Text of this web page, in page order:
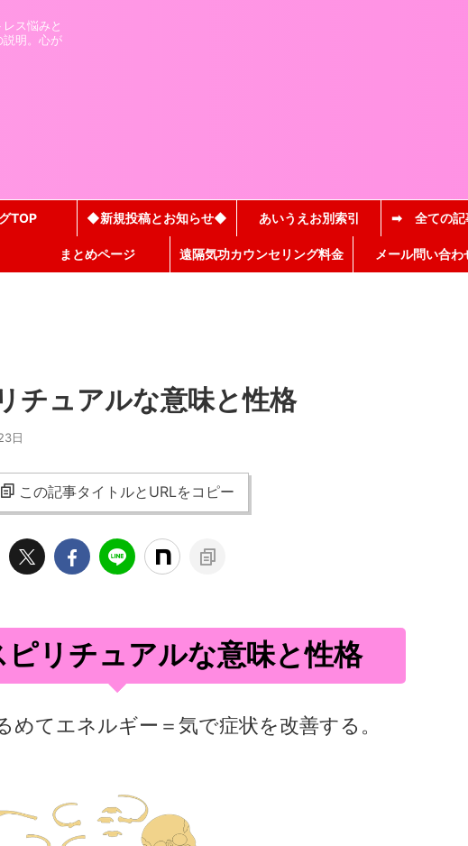
ス悩みと
説明。心が
TOP ◆新規投稿とお知らせ◆ あいうえお別索引 ➡ 全ての記
まとめページ 遠隔気功カウンセリング料金 メール問い合わ
チュアルな意味と性格
日
この記事タイトルとURLをコピー
ピリチュアルな意味と性格
めてエネルギー＝気で症状を改善する。